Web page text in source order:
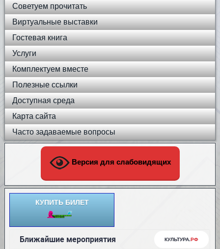
Советуем прочитать
Виртуальные выставки
Гостевая книга
Услуги
Комплектуем вместе
Полезные ссылки
Доступная среда
Карта сайта
Часто задаваемые вопросы
Версия для слабовидящих
КУПИТЬ БИЛЕТ